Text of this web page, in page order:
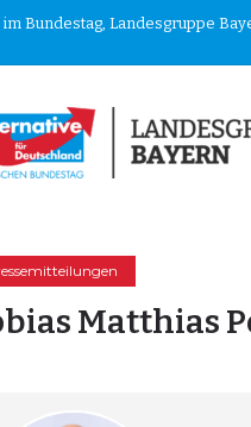
Bundestag, Landesgruppe
Matthias